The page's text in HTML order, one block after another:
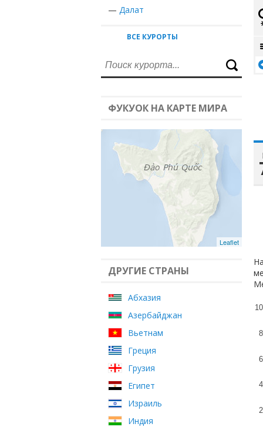
— Далат
ВСЕ КУРОРТЫ
ФУКУОК НА КАРТЕ МИРА
Leaflet
ДРУГИЕ СТРАНЫ
Абхазия
Азербайджан
Вьетнам
Греция
Грузия
Египет
Израиль
Индия